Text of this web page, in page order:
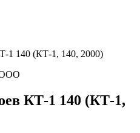
1 140 (КТ-1, 140, 2000)
КТ-1 140 (КТ-1,